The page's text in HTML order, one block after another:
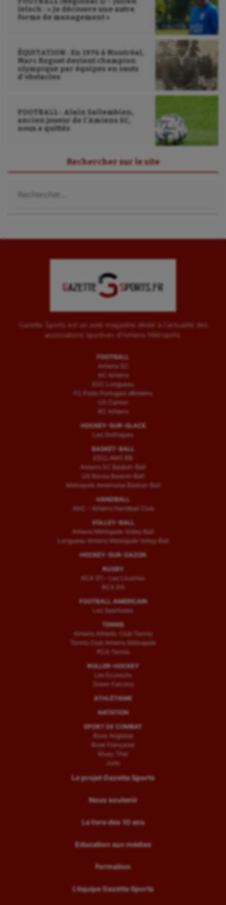
Ielsch : « Je découvre une autre
forme de management »
ÉQUITATION : En 1976 à Montréal,
Marc Roguet devient champion
olympique par équipes en sauts
d’obstacles
FOOTBALL : Alain Sallembien,
ancien joueur de l’Amiens SC,
nous a quittés
Rechercher sur le site
Gazette Sports est un web magazine dédié à l'actualité des
associations sportives d'Amiens Métropole.
FOOTBALL
Amiens SC
AC Amiens
ESC Longueau
FC Porto Portugais d’Amiens
US Camon
RC Amiens
HOCKEY-SUR-GLACE
Les Gothiques
BASKET-BALL
ESCLAMS BB
Amiens SC Basket-Ball
US Boves Basket-Ball
Métropole Amiénoise Basket-Ball
HANDBALL
AHC – Amiens Handball Club
VOLLEY-BALL
Amiens Métropole Volley Ball
Longueau Amiens Metropole Volley Ball
HOCKEY-SUR-GAZON
RUGBY
RCA (F) – Les Licornes
RCA (H)
FOOTBALL AMÉRICAIN
Les Spartiates
TENNIS
Amiens Athletic Club Tennis
Tennis Club Amiens Métropole
RCA Tennis
ROLLER-HOCKEY
Les Ecureuils
Green Falcons
ATHLÉTISME
NATATION
SPORT DE COMBAT
Boxe Anglaise
Boxe Française
Muay Thaï
Judo
Le projet Gazette Sports
Nous soutenir
Le livre des 10 ans
Education aux médias
Formation
L’équipe Gazette Sports